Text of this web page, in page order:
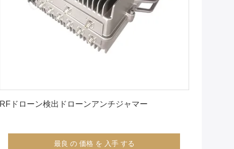
RFドローン検出ドローンアンチジャマー
最良 の 価格 を 入手 する